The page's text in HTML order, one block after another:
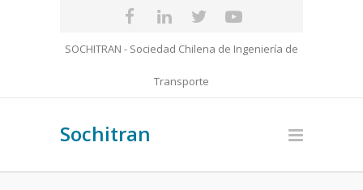
SOCHITRAN - Sociedad Chilena de Ingeniería de
Transporte
Sochitran